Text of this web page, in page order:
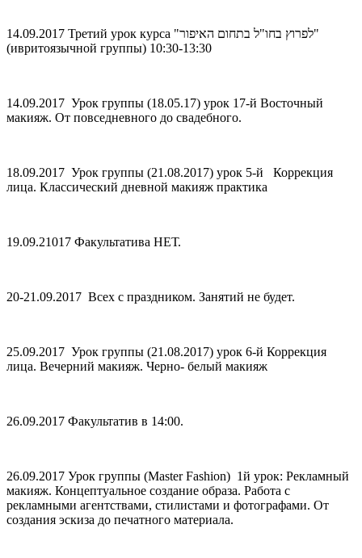
14.09.2017 Третий урок курса "לפרוץ בחו"ל בתחום האיפור"
(ивритоязычной группы) 10:30-13:30
14.09.2017 Урок группы (18.05.17) урок 17-й Восточный
макияж. От повседневного до свадебного.
18.09.2017 Урок группы (21.08.2017) урок 5-й Коррекция
лица. Классический дневной макияж практика
19.09.21017 Факультатива НЕТ.
20-21.09.2017 Всех с праздником. Занятий не будет.
25.09.2017 Урок группы (21.08.2017) урок 6-й Коррекция
лица. Вечерний макияж. Черно- белый макияж
26.09.2017 Факультатив в 14:00.
26.09.2017 Урок группы (Master Fashion) 1й урок: Рекламный
макияж. Концептуальное создание образа. Работа с
рекламными агентствами, стилистами и фотографами. От
создания эскиза до печатного материала.